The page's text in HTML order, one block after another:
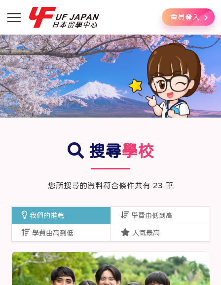
會員登入
搜尋學校
您所搜尋的資料符合條件共有 23 筆
我們的推薦 學費由低到高
學費由高到低 人氣最高